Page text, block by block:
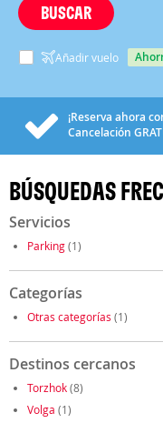
BUSCAR
Añadir vuelo
¡Reserva ahora
Cancelación
BÚSQUEDAS
Servicios
Parking(1)
Categorías
Otras categorías (1)
Destinos cercanos
Torzhok(8)
Volga (1)